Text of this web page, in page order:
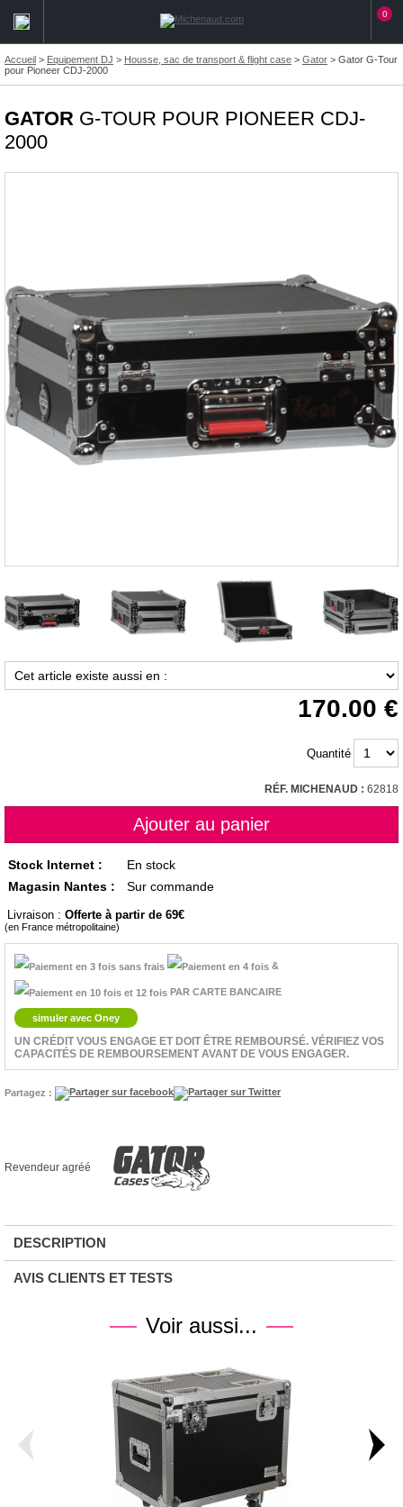
0
Accueil > Equipement DJ > Housse, sac de transport & flight case > Gator > Gator G-Tour
pour Pioneer CDJ-2000
GATOR G-TOUR POUR PIONEER CDJ-
2000
170.00
Quantité
RÉF. MICHENAUD : 62818
Stock Internet :
En stock
Magasin Nantes :
Sur commande
Livraison : Offerte à partir de 69
(en France métropolitaine)
&
PAR CARTE BANCAIRE
simuler avec Oney
UN CRÉDIT VOUS ENGAGE ET DOIT ÊTRE REMBOURSÉ. VÉRIFIEZ VOS
CAPACITÉS DE REMBOURSEMENT AVANT DE VOUS ENGAGER.
Partagez :
Revendeur agréé
DESCRIPTION
AVIS CLIENTS ET TESTS
Voir aussi...